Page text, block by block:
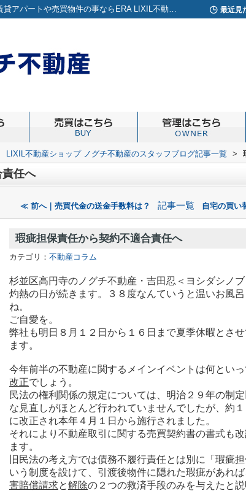
瑕疵担保責任から契約不適合責任へ｜高円寺周辺の賃貸アパートや売買物件の事ならERA LIXIL不動産ショップノグチ不動産 最近見
LIXIL不動産ショップ ノグチ不動産のスタッフブログ記事一覧 >
任へ
≪ 前へ｜売買代金の送金手数料は？ 記事一覧 自宅の買い
瑕疵担保責任から契約不適合責任へ
カテゴリ： 不動産コラム
杉並区高円寺のノグチ不動産・吉田忍＜ヨシダシノブ
灼熱の日が続きます。３８度なんていうと温いお風
ね。
ご自愛を。
弊社も明日８月１２日から１６日まで夏季休暇とさせ
ます。
今年前半の不動産に関するメインイベントは何といっ
改正でしょう。
民法の権利関係の規定については、明治２９年の制
な見直しがほとんど行われていませんでしたが、約１
に改正され本年４月１日から施行されました。
それにより不動産取引に関する売買契約書の書式も
ます。
旧民法の考え方では債務不履行責任とは別に「瑕疵
いう制度を設けて、引渡後物件に隠れた瑕疵があれ
害賠償請求と解除の２つの救済手段のみを与えたと